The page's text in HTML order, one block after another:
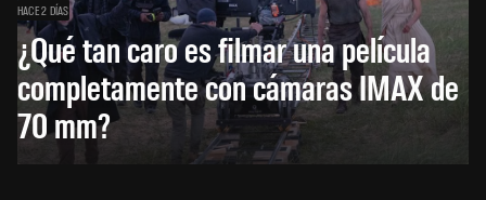
HACE 2 DÍAS
¿Qué tan caro es filmar una película
completamente con cámaras IMAX de
70 mm?